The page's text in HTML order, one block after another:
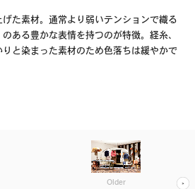
た素材。通常より弱いテンションで織る
ある豊かな表情を持つのが特徴。経糸、
と染まった素材のため色落ちは緩やかで
Older